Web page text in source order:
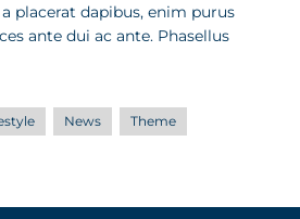
placerat dapibus, enim purus
ante dui ac ante. Phasellus
News Theme